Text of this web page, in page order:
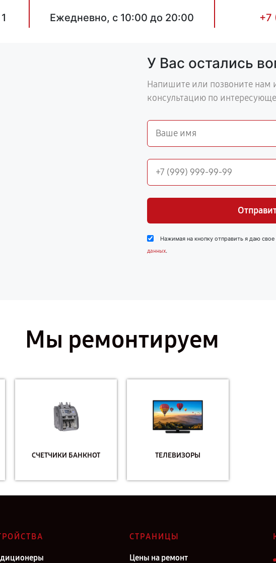
Ежедневно, с 10:00 до 20:00 +7
У Вас остались
Напишите или позвоните нам
консультацию по
Нажимая на кнопку отправить я даю
данных.
Мы ремонтируем
СЧЕТЧИКИ БАНКНОТ ТЕЛЕВИЗОРЫ
СТРАНИЦЫ
Цены на ремонт